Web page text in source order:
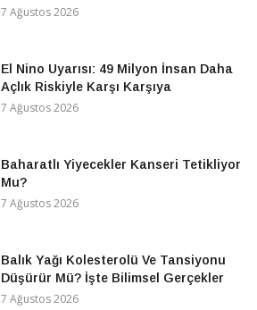
7 Ağustos 2026
El Nino Uyarısı: 49 Milyon İnsan Daha
Açlık Riskiyle Karşı Karşıya
7 Ağustos 2026
Baharatlı Yiyecekler Kanseri Tetikliyor
Mu?
7 Ağustos 2026
Balık Yağı Kolesterolü Ve Tansiyonu
Düşürür Mü? İşte Bilimsel Gerçekler
7 Ağustos 2026